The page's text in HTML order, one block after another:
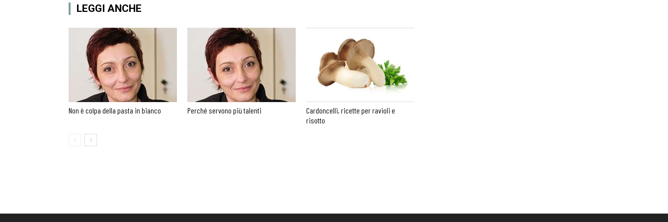
LEGGI ANCHE
Non è colpa della pasta in bianco Perché servono più talenti
Cardoncelli, ricette per ravioli e
risotto